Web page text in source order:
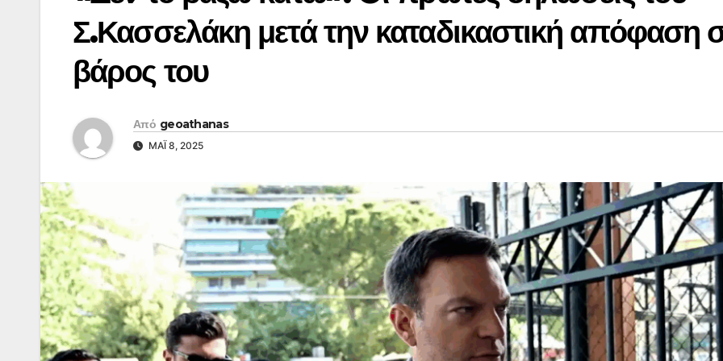
Σ.Κασσελάκη μετά την καταδικαστική απόφαση
βάρος του
Από geoathanas
ΜΆΙ 8, 2025